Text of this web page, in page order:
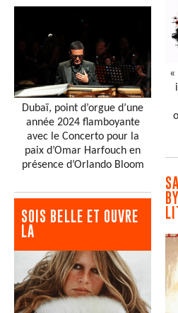
Dubaï, point d’orgue d’une
année 2024 flamboyante
avec le Concerto pour la
paix d’Omar Harfouch en
présence d’Orlando Bloom
SOIS BELLE ET OUVRE
LA
«